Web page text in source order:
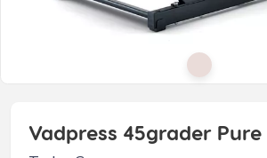
Vadpress 45grader